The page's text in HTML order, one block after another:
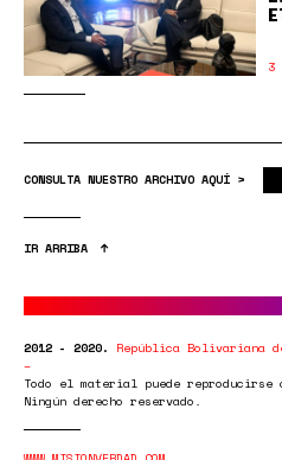
3
CONSULTA NUESTRO ARCHIVO AQUÍ >
IR ARRIBA
2012 - 2020. República Bolivariana
Todo el material puede
Ningún derecho reservado.